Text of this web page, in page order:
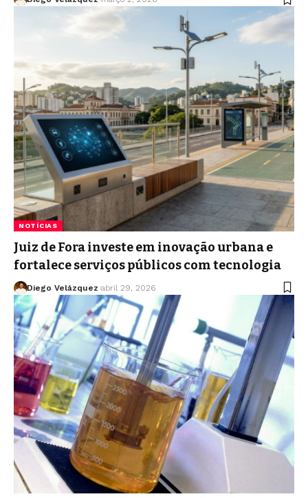
NOTÍCIAS
Juiz de Fora investe em inovação urbana e
fortalece serviços públicos com tecnologia
Diego Velázquez abril 29, 2026